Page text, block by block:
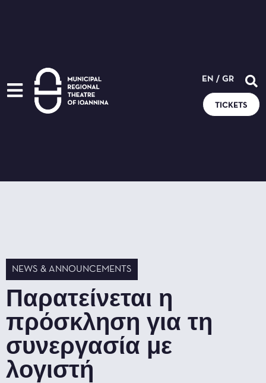
EN / GR
TICKETS
NEWS & ANNOUNCEMENTS
Παρατείνεται η
πρόσκληση για τη
συνεργασία με
λογιστή